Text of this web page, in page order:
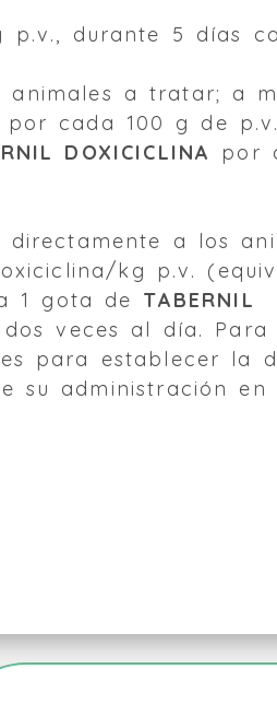
durante 5 días
animales a tratar; a
cada 100 g de
DOXICICLINA
por
a los
kg p.v.
1 gota de TABERNIL
veces al día. Para
para establecer la
su administración en